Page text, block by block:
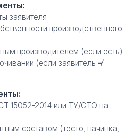
заявителя
производственного
производителем (если есть)
(если заявитель ≠
15052-2014 или ТУ/СТО на
составом (тесто, начинка,